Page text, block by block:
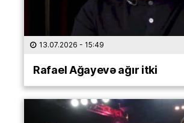
13.07.2026 - 15:49
Rafael Ağayevə ağır itki